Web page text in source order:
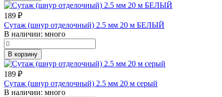
189 ₽
Сутаж (шнур отделочный) 2.5 мм 20 м БЕЛЫЙ
В наличии: много
В корзину
189 ₽
Сутаж (шнур отделочный) 2.5 мм 20 м серый
В наличии: много